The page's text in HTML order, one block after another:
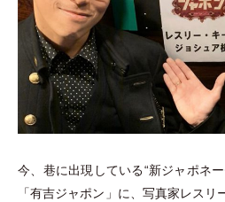
今、巷に出現している“新ジャポネ
「有吉ジャポン 」 に、写真家レスリ